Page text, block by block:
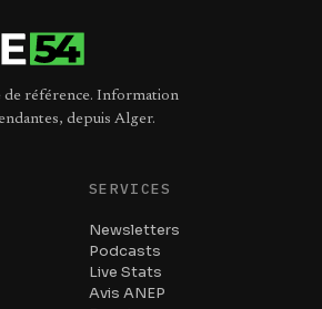
de référence. Information
depuis Alger.
SERVICES
Newsletters
Podcasts
Live Stats
Avis ANEP